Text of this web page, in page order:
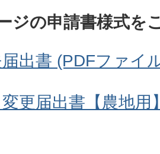
ジの申請書様式を
出書 (PDFファイ
更届出書【農地用